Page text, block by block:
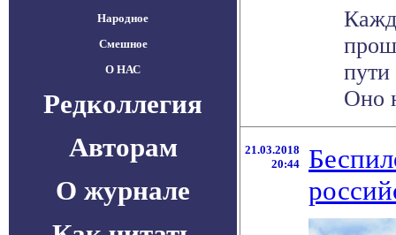
Народное
Смешное
О НАС
Редколлегия
Авторам
О журнале
пути
Оно
21.03.2018
20:44